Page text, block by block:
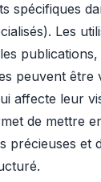
spécifiques
Les
publications,
peuvent être
affecte leur
de mettre
précieuses et